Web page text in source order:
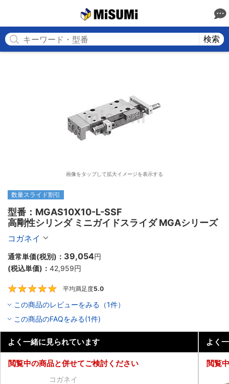
検索
画像をタップして拡大イメージを表示する
数量スライド割引
型番：MGAS10X10-L-SSF
高剛性シリンダ ミニガイドスライダ MGAシリーズ
コガネイ
通常単価(税別)： 39,054円
(税込単価)： 42,959円
平均満足度5.0
この商品のレビューをみる（1件）
この商品のFAQをみる(1件)
よく一緒に見られています
閲覧中の商品と併せてご検討ください
コガネイ
よく
閲覧